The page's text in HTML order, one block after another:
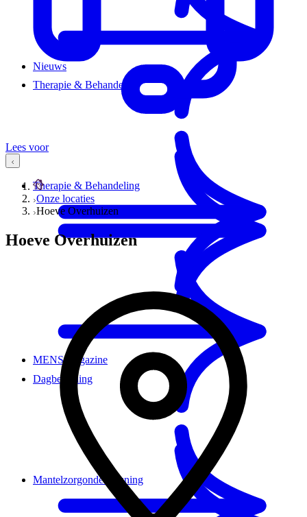
Therapie & Behandeling
Dagbesteding
Therapie & Behandeling
Mantelzorgondersteuning
Nieuws
MENS magazine
Lees voor
Onze locaties
Hoeve Overhuizen
Hoeve Overhuizen